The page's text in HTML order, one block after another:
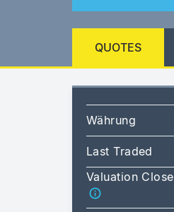
QUOTES
Währung
Last Traded
Valuation Close